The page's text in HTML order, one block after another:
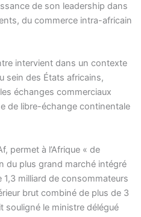
de son leadership dans
du commerce intra-africain
intervient dans un contexte
sein des États africains,
échanges commerciaux
de libre-échange continentale
permet à l’Afrique « de
du plus grand marché intégré
milliard de consommateurs
brut combiné de plus de 3
souligné le ministre délégué